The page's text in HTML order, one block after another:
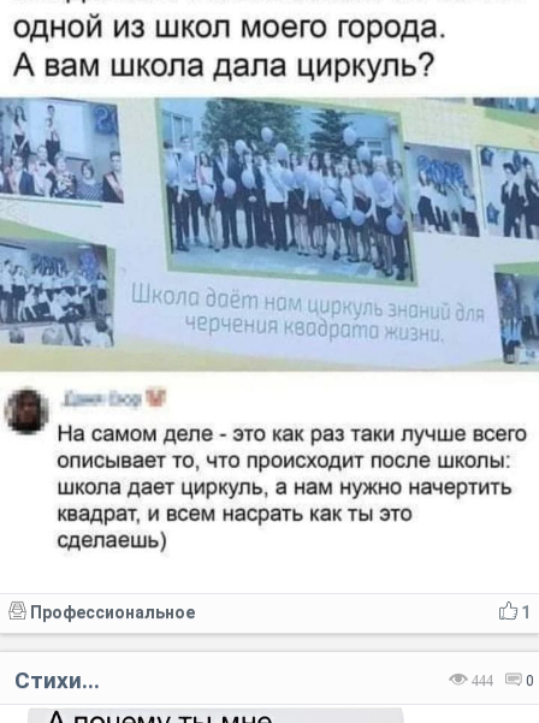
1
Профессиональное
444 0
Стихи...